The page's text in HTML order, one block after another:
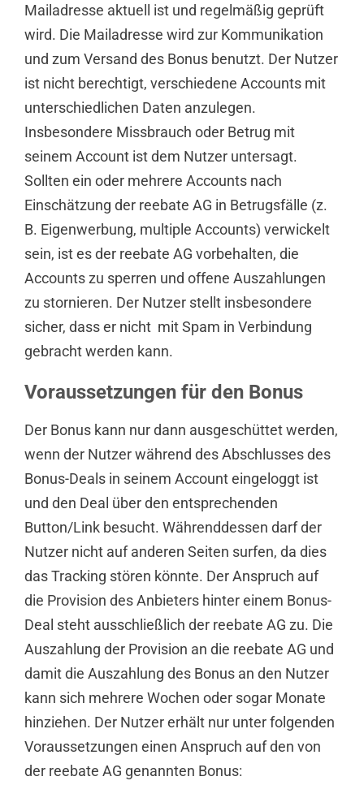
Mailadresse aktuell ist und regelmäßig geprüft
wird. Die Mailadresse wird zur Kommunikation
und zum Versand des Bonus benutzt. Der Nutzer
ist nicht berechtigt, verschiedene Accounts mit
unterschiedlichen Daten anzulegen.
Insbesondere Missbrauch oder Betrug mit
seinem Account ist dem Nutzer untersagt.
Sollten ein oder mehrere Accounts nach
Einschätzung der reebate AG in Betrugsfälle (z.
B. Eigenwerbung, multiple Accounts) verwickelt
sein, ist es der reebate AG vorbehalten, die
Accounts zu sperren und offene Auszahlungen
zu stornieren. Der Nutzer stellt insbesondere
sicher, dass er nicht mit Spam in Verbindung
gebracht werden kann.
Voraussetzungen für den Bonus
Der Bonus kann nur dann ausgeschüttet werden,
wenn der Nutzer während des Abschlusses des
Bonus-Deals in seinem Account eingeloggt ist
und den Deal über den entsprechenden
Button/Link besucht. Währenddessen darf der
Nutzer nicht auf anderen Seiten surfen, da dies
das Tracking stören könnte. Der Anspruch auf
die Provision des Anbieters hinter einem Bonus-
Deal steht ausschließlich der reebate AG zu. Die
Auszahlung der Provision an die reebate AG und
damit die Auszahlung des Bonus an den Nutzer
kann sich mehrere Wochen oder sogar Monate
hinziehen. Der Nutzer erhält nur unter folgenden
Voraussetzungen einen Anspruch auf den von
der reebate AG genannten Bonus: